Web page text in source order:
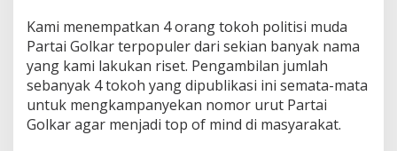
Kami menempatkan 4 orang tokoh politisi muda
Partai Golkar terpopuler dari sekian banyak nama
yang kami lakukan riset. Pengambilan jumlah
sebanyak 4 tokoh yang dipublikasi ini semata-mata
untuk mengkampanyekan nomor urut Partai
Golkar agar menjadi top of mind di masyarakat.